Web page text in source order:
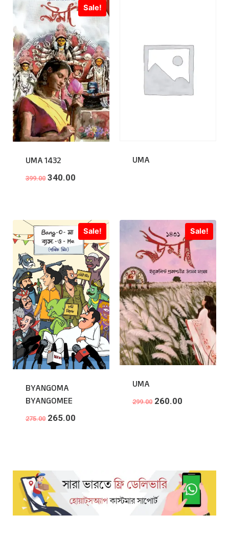
Sale!
UMA 1432
399.00 340.00
UMA
Sale!
BYANGOMA
BYANGOMEE
275.00 265.00
Sale!
UMA
299.00 260.00